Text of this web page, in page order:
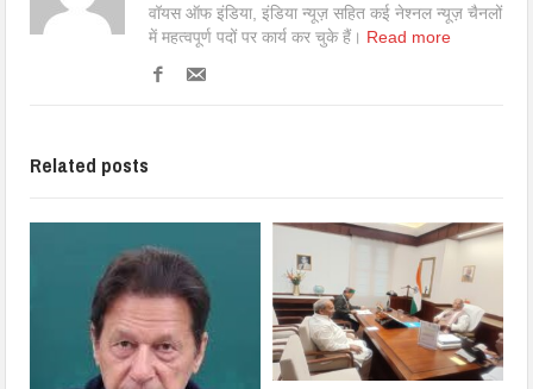
वॉयस ऑफ इंडिया, इंडिया न्यूज़ सहित कई नेश्नल न्यूज़ चैनलों
में महत्वपूर्ण पदों पर कार्य कर चुके हैं। Read more
Related posts